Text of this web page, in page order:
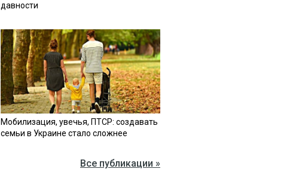
давности
Мобилизация, увечья, ПТСР: создавать
семьи в Украине стало сложнее
Все публикации »